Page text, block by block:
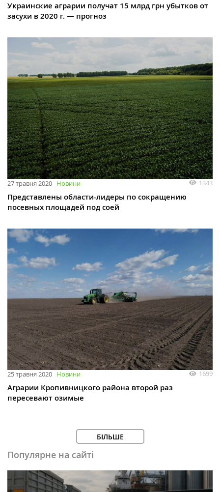
Украинские аграрии получат 15 млрд грн убытков от
засухи в 2020 г. — прогноз
27 травня 2020 Новини 1343
Представлены области-лидеры по сокращению
посевных площадей под соей
25 травня 2020 Новини 1699
Аграрии Кропивницкого района второй раз
пересевают озимые
БІЛЬШЕ
Популярне на сайті